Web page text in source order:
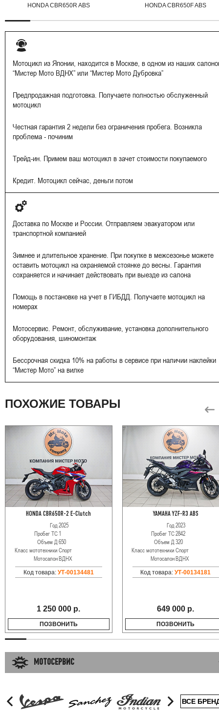
HONDA CBR650R ABS HONDA CBR650F ABS
Мотоцикл из Японии, находится в Москве, в одном из наших
“Мистер Мото ВДНХ” или “Мистер Мото Дубровка”
Предпродажная подготовка. Получаете полностью обслуженный
мотоцикл
Честная гарантия 2 недели без ограничения пробега. Возникла
проблема - починим
Трейд-ин. Примем ваш мотоцикл в зачет стоимости покупаемого
Кредит. Мотоцикл сейчас, деньги потом
Доставка по Москве и России. Отправляем эвакуатором или
транспортной компанией
Зимнее и длительное хранение. При покупке в межсезонье можете
оставить мотоцикл на охраняемой стоянке до весны. Гарантия
сохраняется и начинает действовать при выезде из салона
Помощь в постановке на учет в ГИБДД. Получаете мотоцикл на
номерах
Мотосервис. Ремонт, обслуживание, установка дополнительного
оборудования, шиномонтаж
Бессрочная скидка 10% на работы в сервисе при наличии наклейки
“Мистер Мото” на вилке
ПОХОЖИЕ ТОВАРЫ
HONDA CBR650R-2 E-Clutch
Год2025
Пробег ТС 1
Объем Д650
Класс мототехникиСпорт
МотосалонВДНХ
Код товара: УТ-00134481
1 250 000 р.
ПОЗВОНИТЬ
YAMAHA YZF-R3 ABS
Год2023
Пробег ТС2842
Объем Д320
Класс мототехники Спорт
МотосалонВДНХ
Код товара:УТ-00134181
649 000 р.
ПОЗВОНИТЬ
МОТОСЕРВИС
ВСЕ